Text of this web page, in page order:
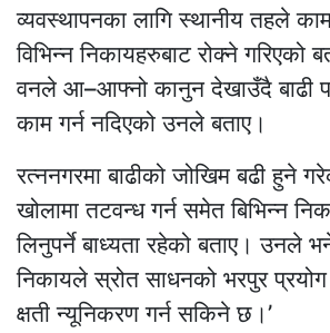
व्यवस्थापनका लागि स्थानीय तहले
विभिन्न निकायहरुबाट रोक्ने गरिएको
वनले आ–आफ्नो कानुन देखाउँदै बाढी
काम गर्न नदिएको उनले बताए।
रत्ननगरमा बाढीको जोखिम बढी हुने
खोलामा तटवन्ध गर्न समेत बिभिन्न
लिनुपर्ने बाध्यता रहेको बताए। उनले
निकायले स्रोत साधनको भरपुर प्रयोग
क्षती न्यूनिकरण गर्न सकिने छ।’